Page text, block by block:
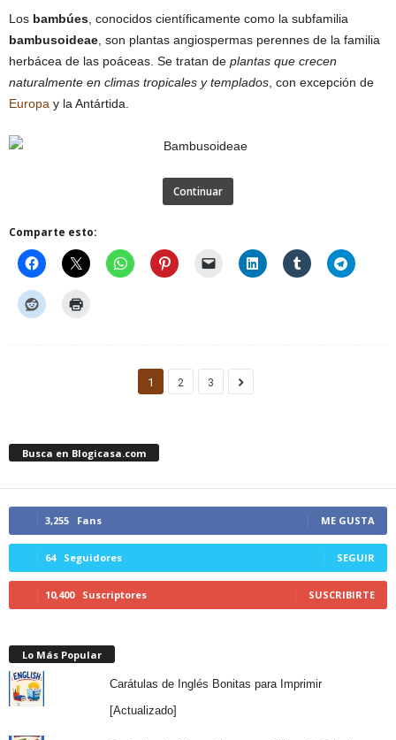
Los bambúes , conocidos científicamente como la subfamilia
bambusoideae , son plantas angiospermas perennes de la familia
herbácea de las poáceas. Se tratan de plantas que crecen
naturalmente en climas tropicales y templados , con excepción de
Europa y la Antártida.
Continuar
Comparte esto:
1 2 3
Busca en Blogicasa.com
3,255 Fans ME GUSTA
64 Seguidores SEGUIR
10,400 Suscriptores SUSCRIBIRTE
Lo Más Popular
Carátulas de Inglés Bonitas para Imprimir
[Actualizado]